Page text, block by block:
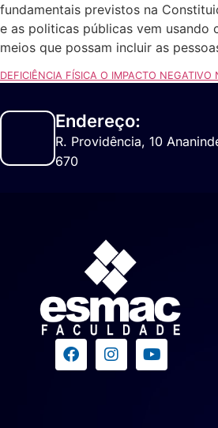
fundamentais previstos na
e as politicas públicas vem
meios que possam incluir as
DEFICIÊNCIA FÍSICA O IMPACTO NEGATIVO
Endereço:
R. Providência, 10
670